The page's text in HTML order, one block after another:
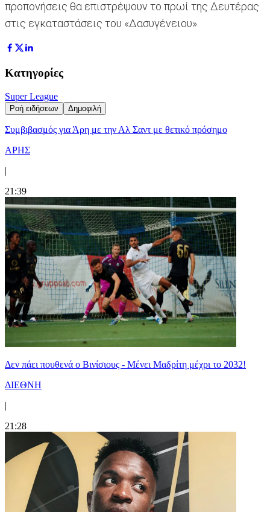
προπονήσεις θα επιστρέψουν το πρωί της Δευτέρας
στις εγκαταστάσεις του «Δασυγένειου».
Κατηγορίες
Super League
Ροή ειδήσεων Δημοφιλή
Συμβιβασμός για Άρη με την Αλ Σαντ με θετικό πρόσημο
ΑΡΗΣ
|
21:39
Δεν πάει πουθενά ο Βινίσιους - Μένει Μαδρίτη μέχρι το 2032!
ΔΙΕΘΝΗ
|
21:28